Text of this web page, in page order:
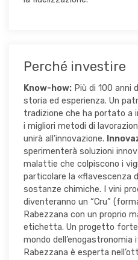
Perché investire
Know-how: Più di 100 anni
storia ed esperienza. Un
tradizione che ha portato a
i migliori metodi di
unirà all’innovazione.
sperimenterà soluzioni
malattie che colpiscono i
particolare la «flavescenza
sostanze chimiche. I vini
diventeranno un “Cru”
Rabezzana con un proprio
etichetta. Un progetto
mondo dell’enogastronomia
Rabezzana è esperta